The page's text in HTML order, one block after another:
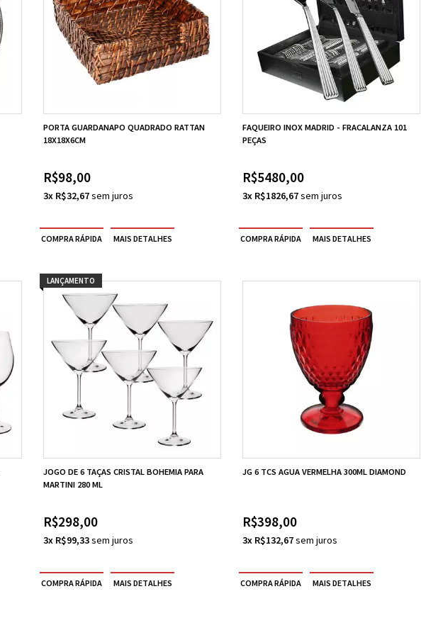
PORTA GUARDANAPO QUADRADO RATTAN
18X18X6CM
R$98,00
3x R$32,67
FAQUEIRO INOX MADRID - FRACALANZA 101
PEÇAS
R$5480,00
3x R$1826,67
LANÇAMENTO
JOGO DE 6 TAÇAS CRISTAL BOHEMIA PARA
MARTINI 280 ML
R$298,00
3x R$99,33
JG 6 TCS AGUA VERMELHA 300ML DIAMOND
R$398,00
3x R$132,67